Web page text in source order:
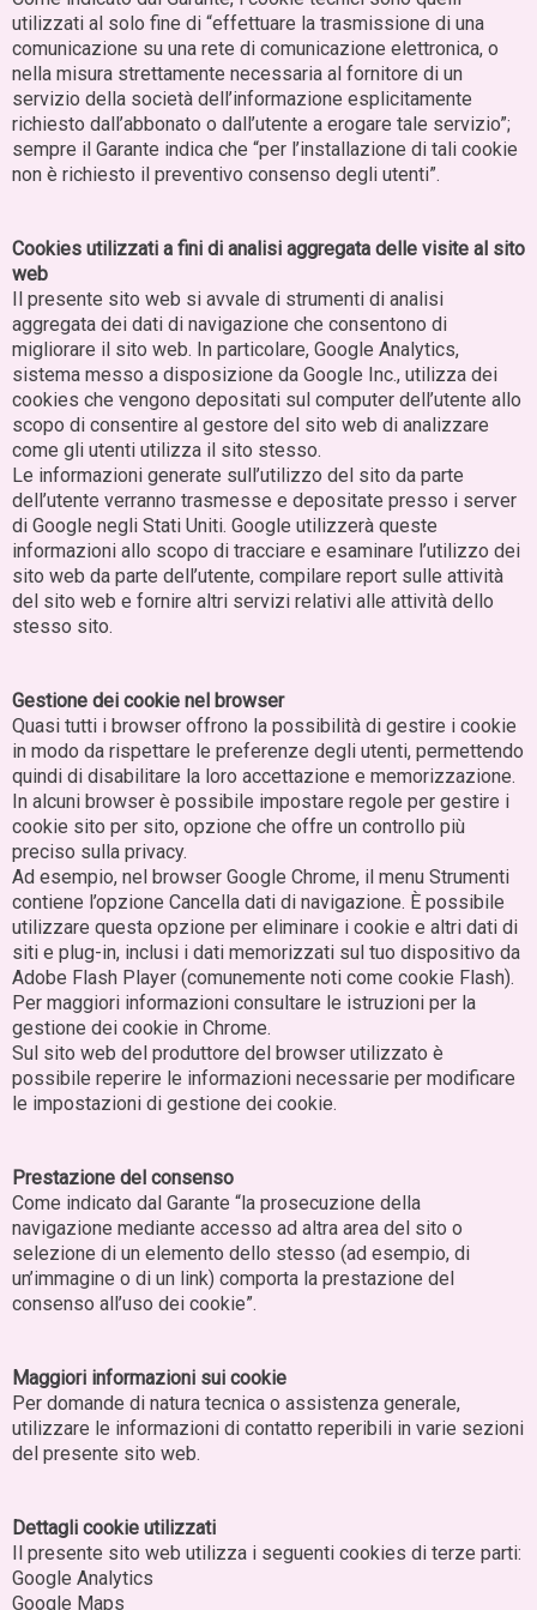
utilizzati al solo fine di “effettuare la trasmissione di una
comunicazione su una rete di comunicazione elettronica, o
nella misura strettamente necessaria al fornitore di un
servizio della società dell’informazione esplicitamente
richiesto dall’abbonato o dall’utente a erogare tale servizio”;
sempre il Garante indica che “per l’installazione di tali cookie
non è richiesto il preventivo consenso degli utenti”.
Cookies utilizzati a fini di analisi aggregata delle visite al sito
web
Il presente sito web si avvale di strumenti di analisi
aggregata dei dati di navigazione che consentono di
migliorare il sito web. In particolare, Google Analytics,
sistema messo a disposizione da Google Inc., utilizza dei
cookies che vengono depositati sul computer dell’utente allo
scopo di consentire al gestore del sito web di analizzare
come gli utenti utilizza il sito stesso.
Le informazioni generate sull’utilizzo del sito da parte
dell’utente verranno trasmesse e depositate presso i server
di Google negli Stati Uniti. Google utilizzerà queste
informazioni allo scopo di tracciare e esaminare l’utilizzo dei
sito web da parte dell’utente, compilare report sulle attività
del sito web e fornire altri servizi relativi alle attività dello
stesso sito.
Gestione dei cookie nel browser
Quasi tutti i browser offrono la possibilità di gestire i cookie
in modo da rispettare le preferenze degli utenti, permettendo
quindi di disabilitare la loro accettazione e memorizzazione.
In alcuni browser è possibile impostare regole per gestire i
cookie sito per sito, opzione che offre un controllo più
preciso sulla privacy.
Ad esempio, nel browser Google Chrome, il menu Strumenti
contiene l’opzione Cancella dati di navigazione. È possibile
utilizzare questa opzione per eliminare i cookie e altri dati di
siti e plug-in, inclusi i dati memorizzati sul tuo dispositivo da
Adobe Flash Player (comunemente noti come cookie Flash).
Per maggiori informazioni consultare le istruzioni per la
gestione dei cookie in Chrome.
Sul sito web del produttore del browser utilizzato è
possibile reperire le informazioni necessarie per modificare
le impostazioni di gestione dei cookie.
Prestazione del consenso
Come indicato dal Garante “la prosecuzione della
navigazione mediante accesso ad altra area del sito o
selezione di un elemento dello stesso (ad esempio, di
un’immagine o di un link) comporta la prestazione del
consenso all’uso dei cookie”.
Maggiori informazioni sui cookie
Per domande di natura tecnica o assistenza generale,
utilizzare le informazioni di contatto reperibili in varie sezioni
del presente sito web.
Dettagli cookie utilizzati
Il presente sito web utilizza i seguenti cookies di terze parti:
Google Analytics
Google Maps